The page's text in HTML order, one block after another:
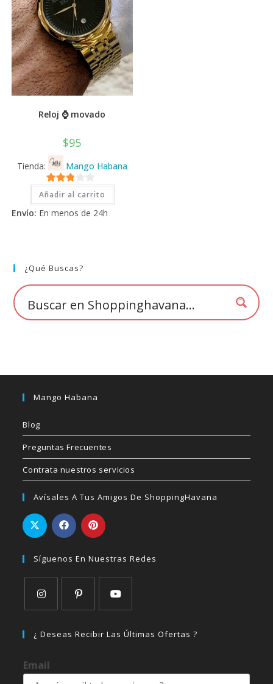
de
producto
Reloj ⌚ movado
$95
Tienda: Mango Habana
2.71
de 5
Añadir al carrito
Envío: En menos de 24h
¿Qué Buscas?
Mango Habana
Blog
Preguntas Frecuentes
Contrata nuestros servicios
Avísales A Tus Amigos De ShoppingHavana
Síguenos En Nuestras Redes
abre
una
nueva
abre
abre
¿ Deseas Recibir Las Últimas Ofertas ?
Email